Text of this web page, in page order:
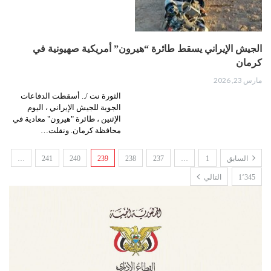
الجيش الإيراني يسقط طائرة “هيرون” أمريكية صهيونية في
كرمان
مارس 23, 2026
الثورة نت /.. أسقطت الدفاعات
الجوية للجيش الإيراني ، اليوم
الإثنين ، طائرة "هيرون" معادية في
محافظة كرمان. ونقلت…
السابق 1
…
237
238
239
240
241
…
1٬345 التالي